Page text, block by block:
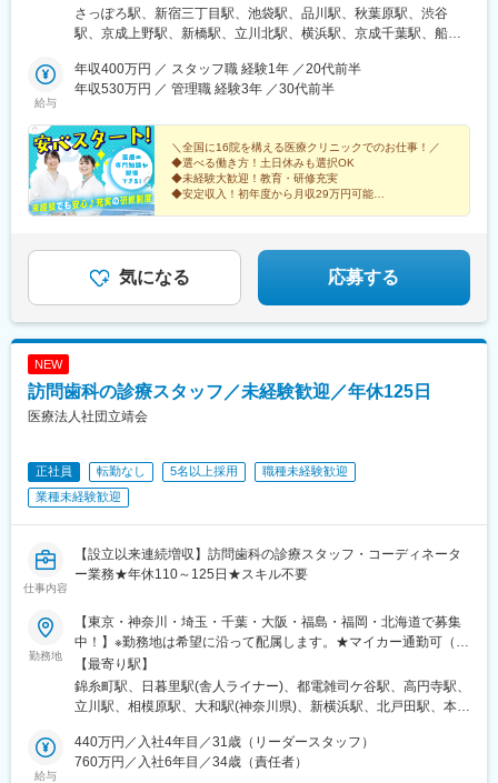
13渋谷院／渋谷区道玄坂1-3-1 ※26年11月リニューアル予定（勤
務開始は10月中旬から）上野院／台東区上野6-16-16新橋院／港
幸1-11-20千葉院／千葉市中央区富士見2-2-3船橋院／船橋市本町7
丁目1-1 ※26年10月開院予定（勤務開始は9月中旬から）大宮院
10-1神戸三宮院／神戸市中央区琴ノ緒町5-4-8京都院／京都市下京
区塩小路通烏丸西入東塩小路町614
さっぽろ駅、新宿三丁目駅、池袋駅、品川駅、秋葉原駅、渋谷
駅、京成上野駅、新橋駅、立川北駅、横浜駅、京成千葉駅、船橋
幌駅、新宿駅(東京メトロ)、高輪ゲートウェイ駅、岩本町駅、神泉
駅、上野駅、汐留駅、立川駅、栄町駅(千葉県)、京成船橋駅、北新
上野御徒町駅、内幸町駅、立川南駅、千葉駅、東海神駅、東梅田
駅、神戸三宮駅(阪神)
給与
年収400万円 ／ スタッフ職 経験1年 ／20代前半
年収530万円 ／ 管理職 経験3年 ／30代前半
＼全国に16院を構える医療クリニックでのお仕事！／
◆選べる働き方！土日休みも選択OK
◆未経験大歓迎！教育・研修充実
◆安定収入！初年度から月収29万円可能
気になる 応募する
NEW
訪問歯科の診療スタッフ／未経験歓迎／年休125日
医療法人社団立靖会
正社員 転勤なし 5名以上採用
職種未経験歓迎
業種未経験歓迎
仕事内容
【設立以来連続増収】訪問歯科の診療スタッフ・コーディネータ
ー業務★年休110～125日★スキル不要
勤務地
【東京・神奈川・埼玉・千葉・大阪・福島・福岡・北海道で募集
中！】※勤務地は希望に沿って配属します。★マイカー通勤可（勤
務場所による）★受動喫煙対策：屋内全面禁煙★福岡は2026年9
月開院予定のオープニングスタッフ＜東京エリア＞錦糸町事業所
日暮里事業所池袋事業所高円寺事業所立川事業所＜神奈川エリア
大宮事業所川越事業所＜千葉エリア＞船橋事業所千葉事業所市川
事業所＜大阪エリア＞浪速事務所＜福島エリア＞郡山事業所＜福
【最寄り駅】
錦糸町駅、日暮里駅(舎人ライナー)、都電雑司ケ谷駅、高円寺駅、
立川駅、相模原駅、大和駅(神奈川県)、新横浜駅、北戸田駅、本川
陽ケ丘駅、博多駅、郡山駅(福島県)、北２４条駅、北広島駅、菊水
駅、宮の沢駅、日暮里駅、東池袋駅、新高円寺駅、立川南駅、川
給与
440万円／入社4年目／31歳（リーダースタッフ）
760万円／入社6年目／34歳（責任者）